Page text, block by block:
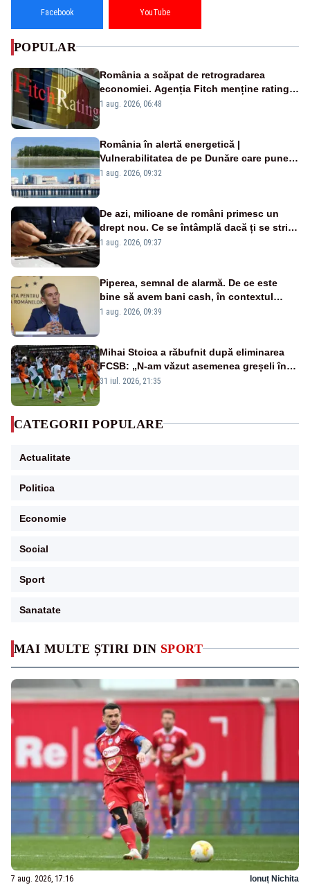
MAI MULTE ȘTIRI DIN SPORT
7 aug. 2026, 17:16 Ionuț Nichita
Facebook YouTube
POPULAR
România a scăpat de retrogradarea
economiei. Agenția Fitch menține ratingul
„BBB-” cu perspectivă negativă
1 aug. 2026, 06:48
România în alertă energetică |
Vulnerabilitatea de pe Dunăre care pune
în pericol Centrala Cernavodă era
1 aug. 2026, 09:32
De azi, milioane de români primesc un
drept nou. Ce se întâmplă dacă ți se strică
un produs
1 aug. 2026, 09:37
Piperea, semnal de alarmă. De ce este
bine să avem bani cash, în contextul
alertei energetice?
1 aug. 2026, 09:39
Mihai Stoica a răbufnit după eliminarea
FCSB: „N-am văzut asemenea greșeli în
190 de meciuri europene”
31 iul. 2026, 21:35
CATEGORII POPULARE
Actualitate
Politica
Economie
Social
Sport
Sanatate